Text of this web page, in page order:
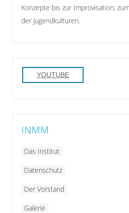
Konzepte bis zur Improvisation,
der Jugendkulturen.
YOUTUBE
INMM
Das Institut
Datenschutz
Der Vorstand
Galerie